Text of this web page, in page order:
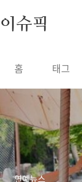
이슈픽
홈 태그
연예뉴스